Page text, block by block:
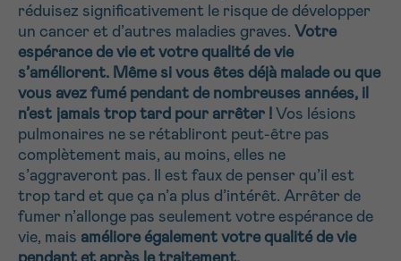
réduisez significativement le risque de développer
un cancer et d’autres maladies graves. Votre
espérance de vie et votre qualité de vie
s’améliorent. Même si vous êtes déjà malade ou que
vous avez fumé pendant de nombreuses années, il
n’est jamais trop tard pour arrêter ! Vos lésions
pulmonaires ne se rétabliront peut-être pas
complètement mais, au moins, elles ne
s’aggraveront pas.
Il est faux de penser qu’il est
trop tard et que ça n’a plus d’intérêt. Arrêter de
fumer n’allonge pas seulement votre espérance de
vie, mais améliore également votre qualité de vie
E-MAIL
VOTRE QUESTION
Je souhaite recevoir la Newsletter